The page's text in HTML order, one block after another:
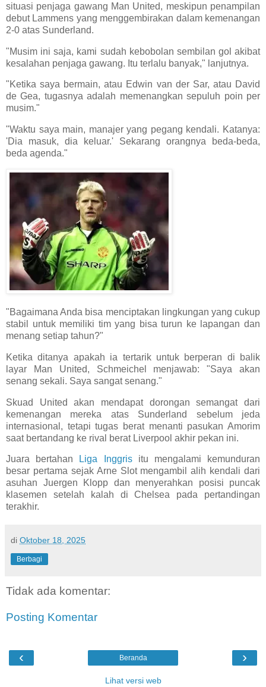
situasi penjaga gawang Man United, meskipun penampilan
debut Lammens yang menggembirakan dalam kemenangan
2-0 atas Sunderland.
"Musim ini saja, kami sudah kebobolan sembilan gol akibat
kesalahan penjaga gawang. Itu terlalu banyak," lanjutnya.
"Ketika saya bermain, atau Edwin van der Sar, atau David
de Gea, tugasnya adalah memenangkan sepuluh poin per
musim."
"Waktu saya main, manajer yang pegang kendali. Katanya:
'Dia masuk, dia keluar.' Sekarang orangnya beda-beda,
beda agenda."
"Bagaimana Anda bisa menciptakan lingkungan yang cukup
stabil untuk memiliki tim yang bisa turun ke lapangan dan
menang setiap tahun?"
Ketika ditanya apakah ia tertarik untuk berperan di balik
layar Man United, Schmeichel menjawab: "Saya akan
senang sekali. Saya sangat senang."
Skuad United akan mendapat dorongan semangat dari
kemenangan mereka atas Sunderland sebelum jeda
internasional, tetapi tugas berat menanti pasukan Amorim
saat bertandang ke rival berat Liverpool akhir pekan ini.
Juara bertahan Liga Inggris itu mengalami kemunduran
besar pertama sejak Arne Slot mengambil alih kendali dari
asuhan Juergen Klopp dan menyerahkan posisi puncak
klasemen setelah kalah di Chelsea pada pertandingan
terakhir.
di Oktober 18, 2025
Berbagi
Tidak ada komentar:
Posting Komentar
‹ ›
Beranda
Lihat versi web